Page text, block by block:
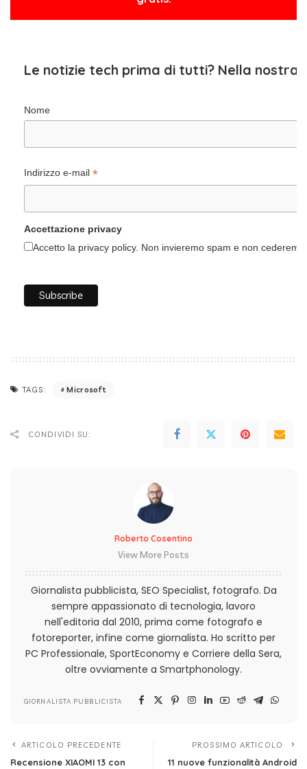
Le notizie tech prima di tutti? Nella nostra
Nome
Indirizzo e-mail *
Accettazione privacy
Accetto la privacy policy. Non invieremo spam e non
TAGS: Microsoft
CONDIVIDI SU:
Roberto Cosentino
View More Posts
Giornalista pubblicista, SEO Specialist, fotografo. Da
sempre appassionato di tecnologia, lavoro
nell'editoria dal 2010, prima come fotografo e
fotoreporter, infine come giornalista. Ho scritto per
PC Professionale, SportEconomy e Corriere della Sera,
oltre ovviamente a Smartphonology.
GIORNALISTA PUBBLICISTA
ARTICOLO PRECEDENTE
Recensione XIAOMI 13 con
PROSSIMO ARTICOLO
11 nuove funzionalità Android